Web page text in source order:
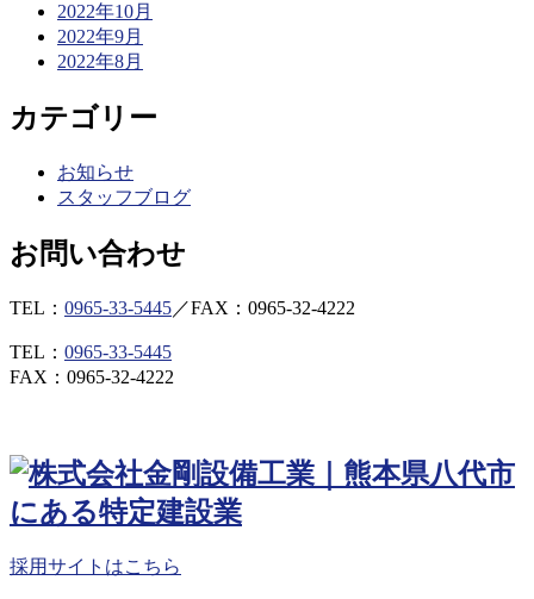
2022年10月
2022年9月
2022年8月
カテゴリー
お知らせ
スタッフブログ
お問い合わせ
TEL： 0965-33-5445／FAX：0965-32-4222
TEL： 0965-33-5445
FAX：0965-32-4222
採用サイトはこちら